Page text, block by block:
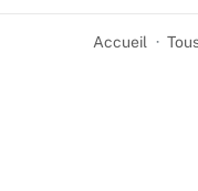
Accueil